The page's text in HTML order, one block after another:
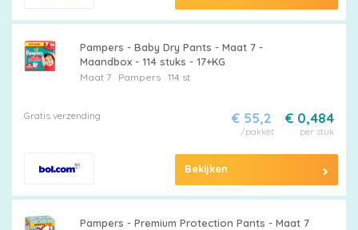
Pampers - Baby Dry Pants - Maat 7 -
Maandbox - 114 stuks - 17+KG
Maat 7 Pampers114 st
Gratis verzending € 0,484
per stuk
€ 55,2
/pakket
Bekijken
Pampers - Premium Protection Pants - Maat 7